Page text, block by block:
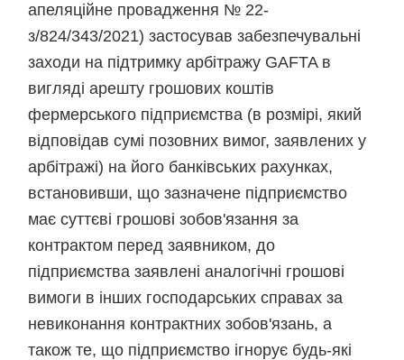
апеляційне провадження № 22-
з/824/343/2021) застосував забезпечувальні
заходи на підтримку арбітражу GAFTA в
вигляді арешту грошових коштів
фермерського підприємства (в розмірі, який
відповідав сумі позовних вимог, заявлених у
арбітражі) на його банківських рахунках,
встановивши, що зазначене підприємство
має суттєві грошові зобов'язання за
контрактом перед заявником, до
підприємства заявлені аналогічні грошові
вимоги в інших господарських справах за
невиконання контрактних зобов'язань, а
також те, що підприємство ігнорує будь-які